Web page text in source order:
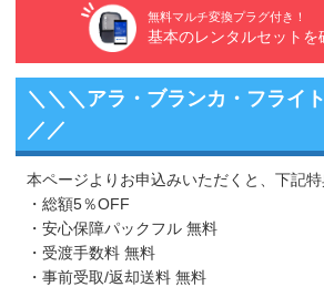
無料マルチ変換プラグ付き！
基本のレンタルセットを
＼＼＼アラ・ブランカ・フライ
／／
本ページよりお申込みいただくと、下記特
・総額5％OFF
・安心保障パックフル 無料
・受渡手数料 無料
・事前受取/返却送料 無料